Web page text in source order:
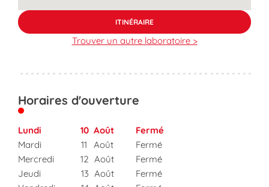
ITINÉRAIRE
Trouver un autre laboratoire >
Horaires d'ouverture
Lundi 10 Août
Fermé
Mardi
11 Août
Fermé
Mercredi
12 Août
Fermé
Jeudi
13 Août
Fermé